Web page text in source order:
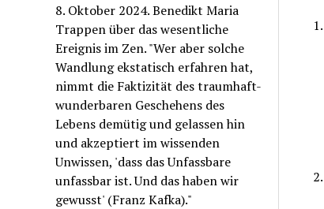
8. Oktober 2024. Benedikt Maria
Trappen über das wesentliche
Ereignis im Zen. "Wer aber solche
Wandlung ekstatisch erfahren hat,
nimmt die Faktizität des traumhaft-
wunderbaren Geschehens des
Lebens demütig und gelassen hin
und akzeptiert im wissenden
Unwissen, 'dass das Unfassbare
unfassbar ist. Und das haben wir
gewusst' (Franz Kafka)."